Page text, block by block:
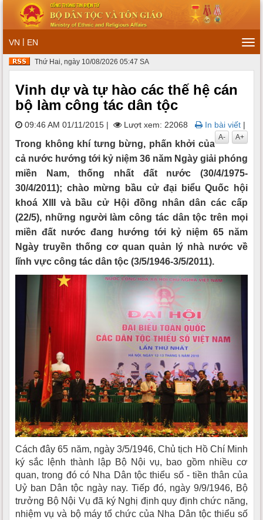
VN | EN
Thứ Hai, ngày 10/08/2026 05:47 SA
Vinh dự và tự hào các thế hệ cán
bộ làm công tác dân tộc
09:46 AM 01/11/2015 | Lượt xem: 22068 In bài viết |
A+
A-
Trong không khí tưng bừng, phấn khởi của
cả nước hướng tới kỷ niệm 36 năm Ngày giải phóng
miền Nam, thống nhất đất nước (30/4/1975-
30/4/2011); chào mừng bầu cử đại biểu Quốc hội
khoá XIII và bầu cử Hội đồng nhân dân các cấp
(22/5), những người làm công tác dân tộc trên mọi
miền đất nước đang hướng tới kỷ niệm 65 năm
Ngày truyền thống cơ quan quản lý nhà nước về
lĩnh vực công tác dân tộc (3/5/1946-3/5/2011).
Cách đây 65 năm, ngày 3/5/1946, Chủ tịch Hồ Chí Minh
ký sắc lệnh thành lập Bộ Nội vụ, bao gồm nhiều cơ
quan, trong đó có Nha Dân tộc thiểu số - tiền thân của
Uỷ ban Dân tộc ngày nay. Tiếp đó, ngày 9/9/1946, Bộ
trưởng Bộ Nội Vụ đã ký Nghị định quy định chức năng,
nhiệm vụ và bộ máy tổ chức của Nha Dân tộc thiểu số